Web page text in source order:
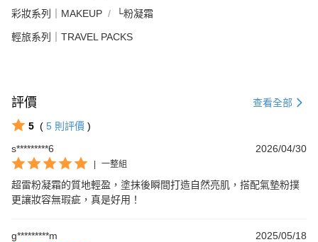
彩妝系列｜MAKEUP └粉凝霜
輕旅系列｜TRAVEL PACKS
評價 查看全部
5 ( 5 則評價 )
s*********6
2026/04/30
| 一整組
超雷粉凝霜的質地輕盈，塗抹後瞬間打造自然亮肌，搭配氣墊粉撲
更讓妝容無瑕疵，真是好用！
g*********m 2025/05/18